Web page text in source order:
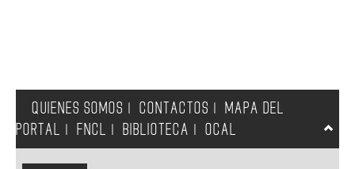
QUIENES SOMOS CONTACTOS
MAPA DEL
PORTAL
FNCL BIBLIOTECA OCAL